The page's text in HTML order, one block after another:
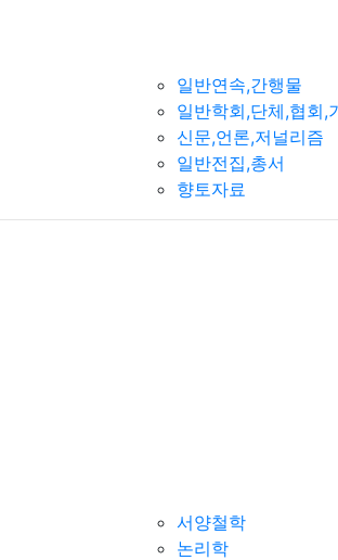
일반연속,간행물
일반학회,단체,협회,
신문,언론,저널리즘
일반전집,총서
향토자료
서양철학
논리학